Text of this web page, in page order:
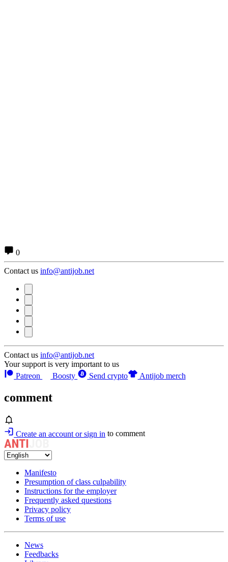
0
Contact us info@antijob.net
Contact us info@antijob.net
Your support is very important to us
Patreon
Boosty Send crypto Antijob merch
comment
Create an account or sign in to comment
Manifesto
Presumption of class culpability
Instructions for the employer
Frequently asked questions
Privacy policy
Terms of use
News
Feedbacks